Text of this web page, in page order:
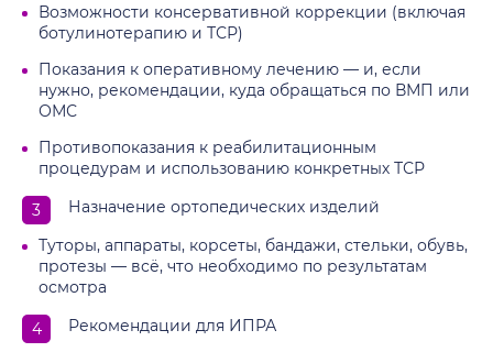
Возможности консервативной коррекции (включая
ботулинотерапию и ТСР)
Показания к оперативному лечению — и, если
нужно, рекомендации, куда обращаться по ВМП или
ОМС
Противопоказания к реабилитационным
процедурам и использованию конкретных ТСР
Назначение ортопедических изделий
Туторы, аппараты, корсеты, бандажи, стельки, обувь,
протезы — всё, что необходимо по результатам
осмотра
Рекомендации для ИПРА